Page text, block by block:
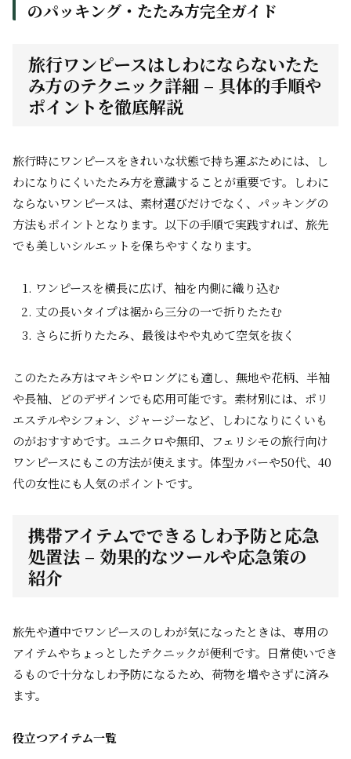
のパッキング・たたみ方完全ガイド
旅行ワンピースはしわにならないたた
み方のテクニック詳細 – 具体的手順や
ポイントを徹底解説
旅行時にワンピースをきれいな状態で持ち運ぶためには、し
わになりにくいたたみ方を意識することが重要です。しわに
ならないワンピースは、素材選びだけでなく、パッキングの
方法もポイントとなります。以下の手順で実践すれば、旅先
でも美しいシルエットを保ちやすくなります。
ワンピースを横長に広げ、袖を内側に織り込む
丈の長いタイプは裾から三分の一で折りたたむ
さらに折りたたみ、最後はやや丸めて空気を抜く
このたたみ方はマキシやロングにも適し、無地や花柄、半袖
や長袖、どのデザインでも応用可能です。素材別には、ポリ
エステルやシフォン、ジャージーなど、しわになりにくいも
のがおすすめです。ユニクロや無印、フェリシモの旅行向け
ワンピースにもこの方法が使えます。体型カバーや50代、40
代の女性にも人気のポイントです。
携帯アイテムでできるしわ予防と応急
処置法 – 効果的なツールや応急策の
紹介
旅先や道中でワンピースのしわが気になったときは、専用の
アイテムやちょっとしたテクニックが便利です。日常使いでき
るもので十分なしわ予防になるため、荷物を増やさずに済み
ます。
役立つアイテム一覧